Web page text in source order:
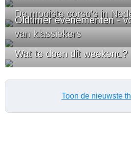
De mooiste corso's in
Oldtimer evenementen -
van klassiekers
Wat te doen dit weekend?
Toon de nieuwste